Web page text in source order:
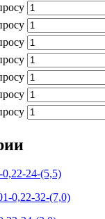
24-(5,5)
0,22-32-(7,0)